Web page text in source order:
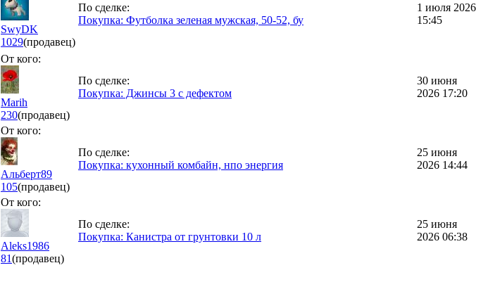
SwyDK
1029(продавец)
По сделке:
Покупка: Футболка зеленая мужская, 50-52, бу
1 июля 2026
15:45
От кого:
Marih
230(продавец)
По сделке:
Покупка: Джинсы 3 с дефектом
30 июня
2026 17:20
От кого:
Альберт89
105(продавец)
По сделке:
Покупка: кухонный комбайн, нпо энергия
25 июня
2026 14:44
От кого:
Aleks1986
81(продавец)
По сделке:
Покупка: Канистра от грунтовки 10 л
25 июня
2026 06:38